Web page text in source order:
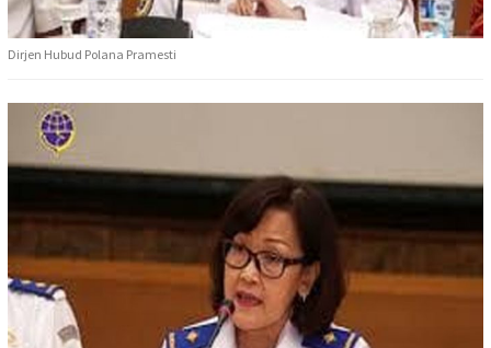
Dirjen Hubud Polana Pramesti